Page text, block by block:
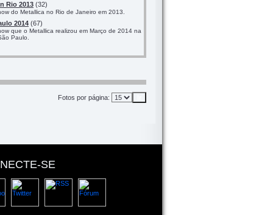
Rio 2013 (32)
do Metallica no Rio de Janeiro em 2013.
2014 (67)
que o Metallica realizou em Março de 2014 na
Paulo.
Fotos por página:
SE